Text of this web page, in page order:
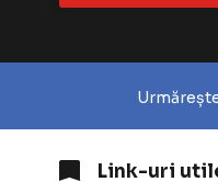
Link-uri